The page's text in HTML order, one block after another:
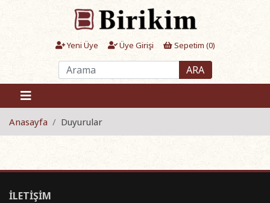
Yeni Üye Üye Girişi Sepetim (0)
ARA
Anasayfa Duyurular
İLETİŞİM